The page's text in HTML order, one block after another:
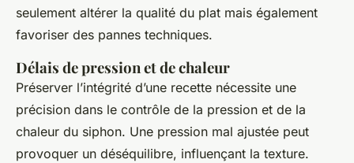
seulement altérer la qualité du plat mais également
favoriser des pannes techniques.
Délais de pression et de chaleur
Préserver l’intégrité d’une recette nécessite une
précision dans le contrôle de la pression et de la
chaleur du siphon. Une pression mal ajustée peut
provoquer un déséquilibre, influençant la texture.